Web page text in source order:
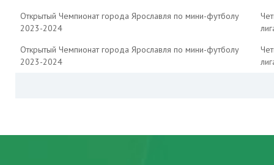
Открытый Чемпионат города Ярославля по мини-футболу
2023-2024
Открытый Чемпионат города Ярославля по мини-футболу
2023-2024